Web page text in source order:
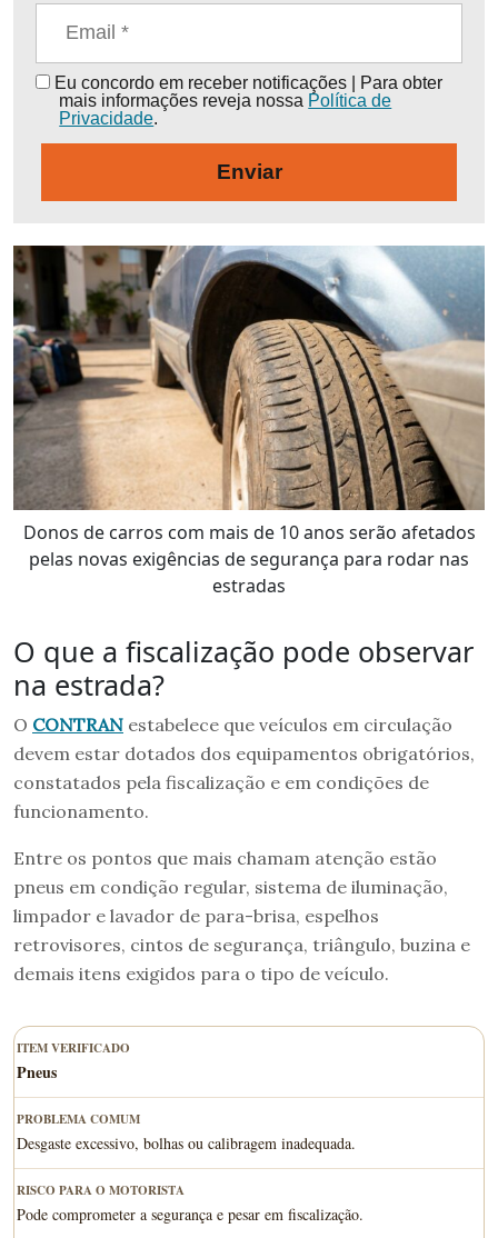
Eu concordo em receber notificações | Para obter
mais informações reveja nossa Política de
Privacidade.
Enviar
Donos de carros com mais de 10 anos serão afetados
pelas novas exigências de segurança para rodar nas
estradas
O que a fiscalização pode observar
na estrada?
O CONTRAN estabelece que veículos em circulação
devem estar dotados dos equipamentos obrigatórios,
constatados pela fiscalização e em condições de
funcionamento.
Entre os pontos que mais chamam atenção estão
pneus em condição regular, sistema de iluminação,
limpador e lavador de para-brisa, espelhos
retrovisores, cintos de segurança, triângulo, buzina e
demais itens exigidos para o tipo de veículo.
Pneus
Desgaste excessivo, bolhas ou calibragem inadequada.
Pode comprometer a segurança e pesar em fiscalização.